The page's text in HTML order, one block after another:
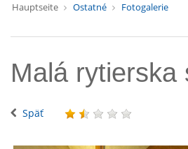
Hauptseite Ostatné Fotogalerie
Malá rytierska
Späť